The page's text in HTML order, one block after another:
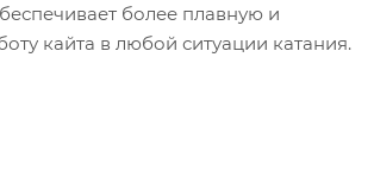
более плавную и
кайта в любой ситуации катания.